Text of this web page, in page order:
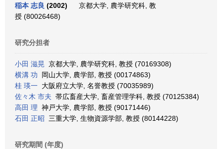
稲本 志良 (2002)
京都大学, 農学研究科, 教
授 (80026468)
研究分担者
小田 滋晃 京都大学, 農学研究科, 教授 (70169308)
横溝 功 岡山大学, 農学部, 教授 (00174863)
桂 瑛一 大阪府立大学, 名誉教授 (70035989)
佐々木 市夫 帯広畜産大学, 畜産管理学科, 教授 (70125384)
高田 理 神戸大学, 農学部, 教授 (90171446)
石田 正昭 三重大学, 生物資源学部, 教授 (80144228)
研究期間 (年度)